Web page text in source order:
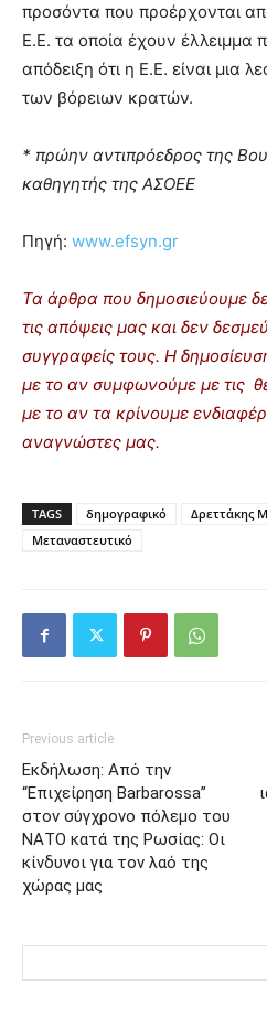
προσόντα που προέρχονται
Ε.Ε. τα οποία έχουν έλλειμμα
απόδειξη ότι η Ε.Ε. είναι μια
των βόρειων κρατών.
* πρώην αντιπρόεδρος της
καθηγητής της ΑΣΟΕΕ
Πηγή: www.efsyn.gr
Τα άρθρα που δημοσιεύουμε
τις απόψεις μας και δεν
συγγραφείς τους. Η
με το αν συμφωνούμε με τις
με το αν τα κρίνουμε
αναγνώστες μας.
TAGS δημογραφικό Δρεττάκης
Μεταναστευτικό
Previous article
Εκδήλωση: Από την
“Επιχείρηση Barbarossa”
στον σύγχρονο πόλεμο του
ΝΑΤΟ κατά της Ρωσίας: Οι
κίνδυνοι για τον λαό της
χώρας μας